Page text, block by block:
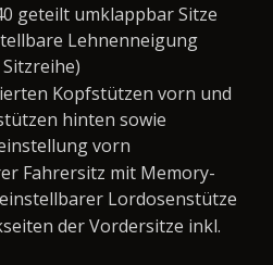
geteilt umklappbar Sitze
Lehnenneigung
Kopfstützen vorn und
hinten sowie
vorn
Fahrersitz mit Memory-
Lordosenstütze
der Vordersitze inkl.